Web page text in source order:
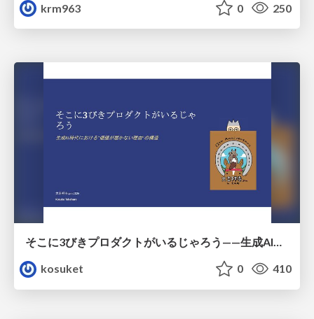
krm963
0 250
そこに3びきプロダクトがいるじゃろう——生成AI時代における“価値が届かない理由”の構造
kosuket
0 410